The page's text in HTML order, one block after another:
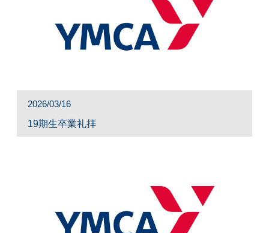
2026/03/16
19期生卒業礼拝